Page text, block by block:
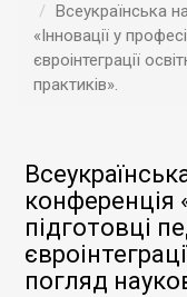
Всеукраїнська
«Інновації у
євроінтеграції
практиків».
конференція
підготовці
погляд